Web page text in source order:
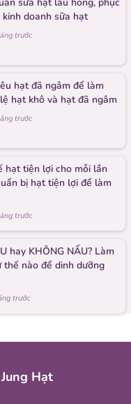
doanh sữa hạt
trước
hạt đã ngâm để làm
hạt khô và hạt đã ngâm
trước
hạt tiện lợi cho mỗi lần
bị hạt tiện lợi để làm
trước
hay KHÔNG NẤU? Làm
thế nào để dinh dưỡng
trước
Hạt